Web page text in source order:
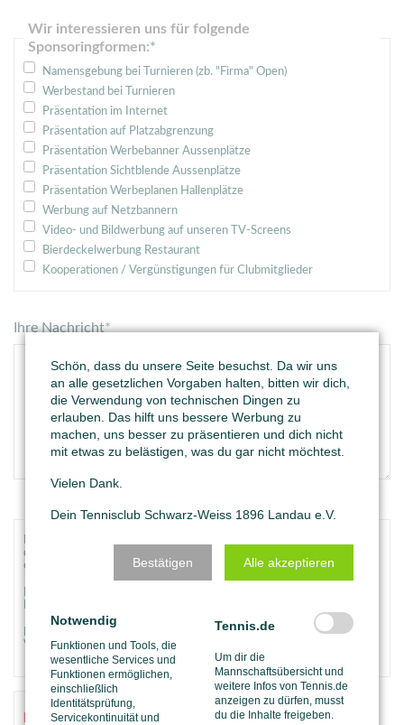
Wir interessieren uns für folgende
Sponsoringformen:*
Namensgebung bei Turnieren (zb. "Firma" Open)
Werbestand bei Turnieren
Präsentation im Internet
Präsentation auf Platzabgrenzung
Präsentation Werbebanner Aussenplätze
Präsentation Sichtblende Aussenplätze
Präsentation Werbeplanen Hallenplätze
Werbung auf Netzbannern
Video- und Bildwerbung auf unseren TV-Screens
Bierdeckelwerbung Restaurant
Kooperationen / Vergünstigungen für Clubmitglieder
Ihre Nachricht*
Hinweise zum Datenschutz
damit einverstanden, dass die von mir angegebenen Daten
elektronisch erhoben und gespeichert werden.
Mit dem Absenden des Kontaktformulars erkläre ich mich mit der
Verarbeitung einverstanden
Schön, dass du unsere Seite besuchst. Da wir uns
an alle gesetzlichen Vorgaben halten, bitten wir dich,
die Verwendung von technischen Dingen zu
erlauben. Das hilft uns bessere Werbung zu
machen, uns besser zu präsentieren und dich nicht
mit etwas zu belästigen, was du gar nicht möchtest.
Vielen Dank.
Dein Tennisclub Schwarz-Weiss 1896 Landau e.V.
Bestätigen Alle akzeptieren
Notwendig
Funktionen und Tools, die
wesentliche Services und
Funktionen ermöglichen,
einschließlich
Identitätsprüfung,
Servicekontinuität und
Tennis.de
Um dir die
Mannschaftsübersicht und
weitere Infos von Tennis.de
anzeigen zu dürfen, musst
du die Inhalte freigeben.